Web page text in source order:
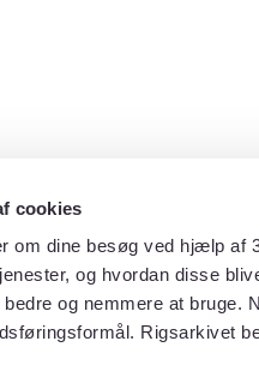
cookies
om dine besøg ved hjælp af
og hvordan disse
og nemmere at bruge.
Rigsarkivet